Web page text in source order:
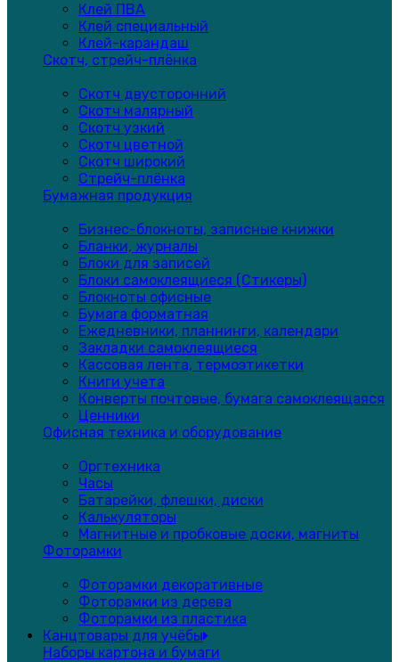
Клей ПВА
Клей специальный
Клей-карандаш
Скотч, стрейч-плёнка
Скотч двусторонний
Скотч малярный
Скотч узкий
Скотч цветной
Скотч широкий
Стрейч-плёнка
Бумажная продукция
Бизнес-блокноты, записные книжки
Бланки, журналы
Блоки для записей
Блоки самоклеящиеся (Стикеры)
Блокноты офисные
Бумага форматная
Ежедневники, планнинги, календари
Закладки самоклеящиеся
Кассовая лента, термоэтикетки
Книги учета
Конверты почтовые, бумага самоклеящаяся
Ценники
Офисная техника и оборудование
Оргтехника
Часы
Батарейки, флешки, диски
Калькуляторы
Магнитные и пробковые доски, магниты
Фоторамки
Фоторамки декоративные
Фоторамки из дерева
Фоторамки из пластика
Канцтовары для учёбы
Наборы картона и бумаги